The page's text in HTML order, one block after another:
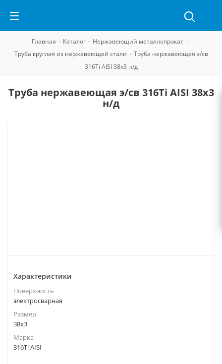
Главная - Каталог - Нержавеющий металлопрокат -
Труба круглая из нержавеющей стали - Труба нержавеющая э/св
316Ti AISI 38х3 н/д
Труба нержавеющая э/св 316Ti AISI 38х3
н/д
Характеристики
Поверхность
электросварная
Размер
38х3
Марка
316Ti AISI